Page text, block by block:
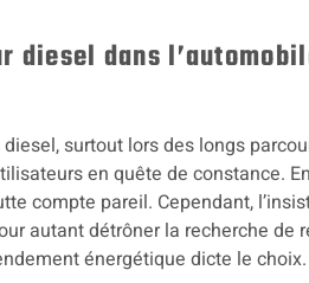
diesel dans
surtout lors des longs
en quête de constance.
compte pareil. Cependant,
autant détrôner la recherche de
énergétique dicte le choix.